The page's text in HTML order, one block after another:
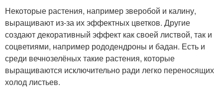
Некоторые растения, например зверобой и калину,
выращивают из-за их эффектных цветков. Другие
создают декоративный эффект как своей листвой, так и
соцветиями, например рододендроны и бадан. Есть и
среди вечнозелёных такие растения, которые
выращиваются исключительно ради легко переносящих
холод листьев.